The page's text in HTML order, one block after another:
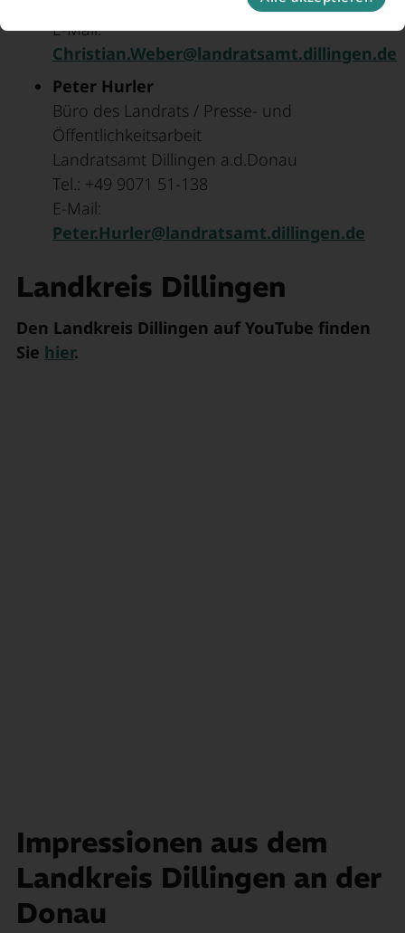
E-Mail:
Christian.Weber@landratsamt.dillingen.de
Peter Hurler
Büro des Landrats / Presse- und
Öffentlichkeitsarbeit
Landratsamt Dillingen a.d.Donau
Tel.: +49 9071 51-138
E-Mail:
Peter.Hurler@landratsamt.dillingen.de
Landkreis Dillingen
Den Landkreis Dillingen auf YouTube finden
Sie hier.
Impressionen aus dem
Landkreis Dillingen an der
Donau